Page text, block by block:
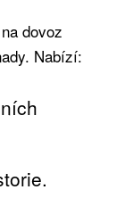
dovoz
Nabízí: